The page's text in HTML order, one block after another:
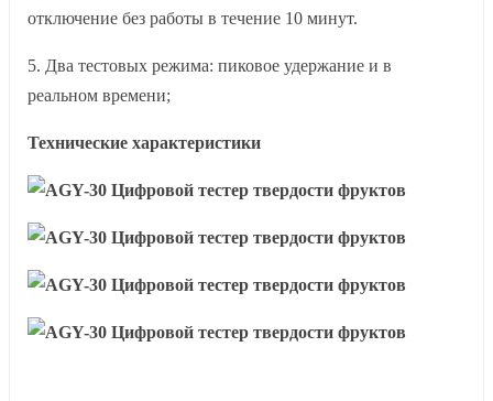
отключение без работы в течение 10 минут.
5. Два тестовых режима: пиковое удержание и в
реальном времени;
Технические характеристики